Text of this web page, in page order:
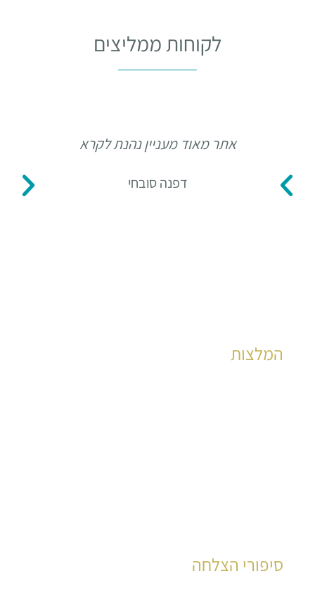
לקוחות ממליצים
אתר מאוד מעניין נהנת לקרא
דפנה סובחי
המלצות
סיפורי הצלחה